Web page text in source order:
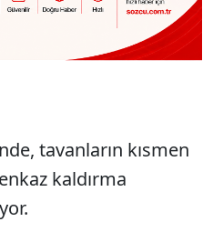
tavanların kısmen
kaldırma